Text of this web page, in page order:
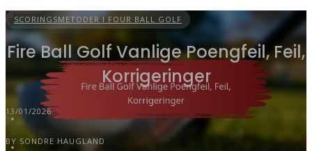
SCORINGSMETODER I FOUR BALL GOLF
Fire Ball Golf Vanlige Poengfeil, Feil,
Korrigeringer
13/01/2026
BY SONDRE HAUGLAND